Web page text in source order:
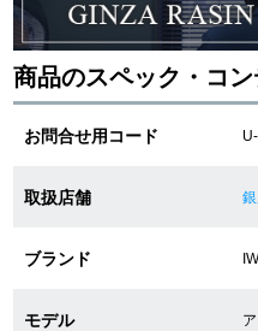
送料・お支払方法
ショッピングローンの流れ
ショ
商品のスペック・コ
お問合せ用コード
取扱店舗
ブランド
モデル